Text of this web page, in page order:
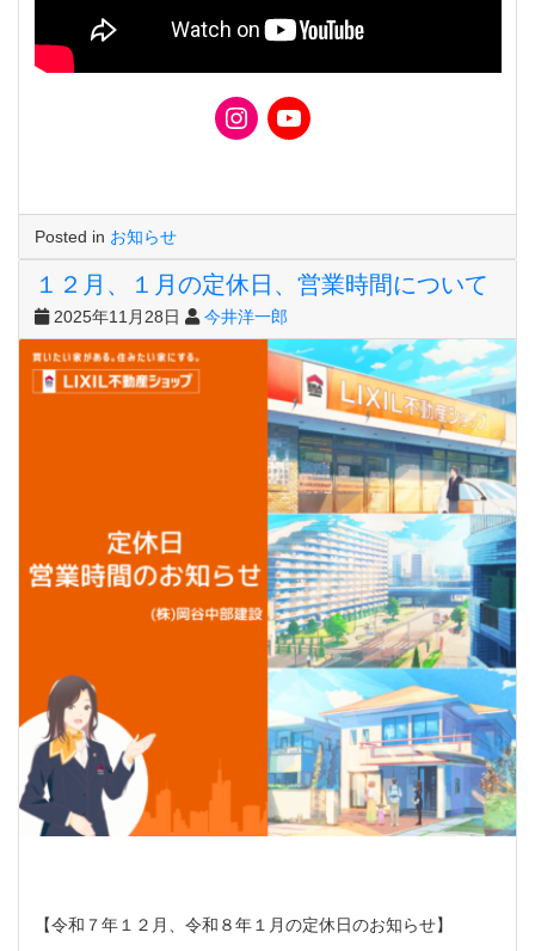
Posted in お知らせ
１２月、１月の定休日、営業時間について
2025年11月28日 今井洋一郎
【令和７年１２月、令和８年１月の定休日のお知らせ】